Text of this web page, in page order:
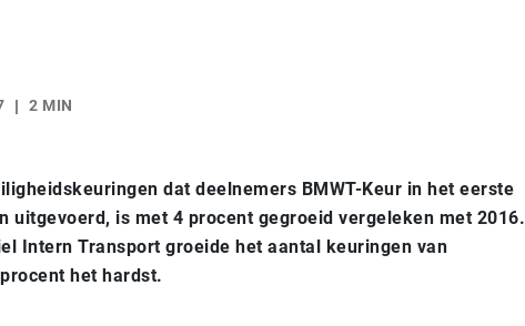
2 MIN
dat deelnemers BMWT-Keur in het eerste
uitgevoerd, is met 4 procent gegroeid vergeleken met 2016.
Intern Transport groeide het aantal keuringen van
het hardst.